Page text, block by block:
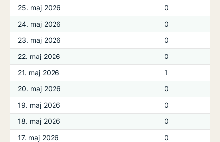
25. maj 2026
0
24. maj 2026
0
23. maj 2026
0
22. maj 2026
0
21. maj 2026
1
20. maj 2026
0
19. maj 2026
0
18. maj 2026
0
17. maj 2026
0